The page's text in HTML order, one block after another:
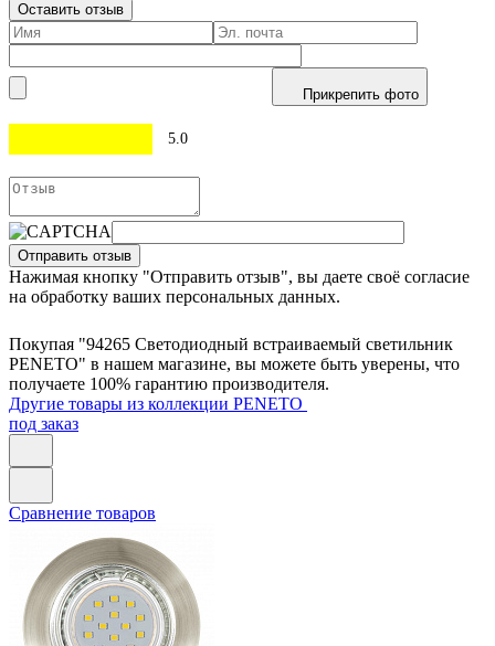
Оставить отзыв
Прикрепить фото
5.0
Отправить отзыв
Нажимая кнопку "Отправить отзыв", вы даете своё согласие
на обработку ваших персональных данных.
Покупая "94265 Светодиодный встраиваемый светильник
PENETO" в нашем магазине, вы можете быть уверены, что
получаете 100% гарантию производителя.
Другие товары из коллекции PENETO
под заказ
Сравнение товаров